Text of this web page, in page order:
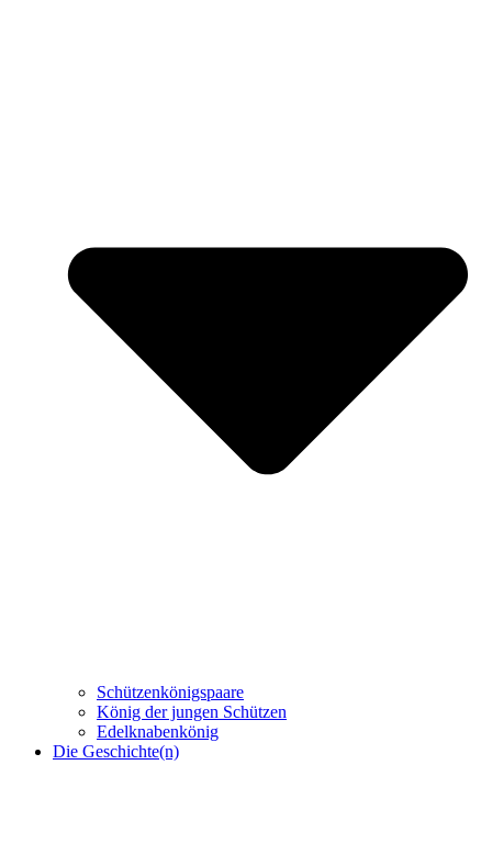
Schützenkönigspaare
König der jungen Schützen
Edelknabenkönig
Die Geschichte(n)